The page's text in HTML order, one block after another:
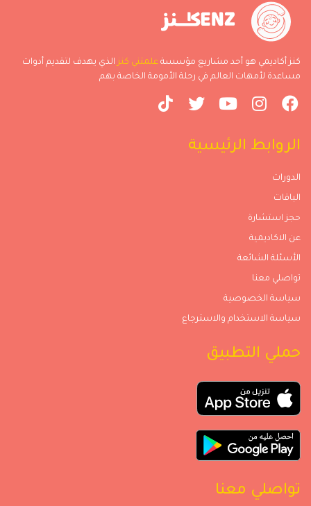
كنز أكاديمي هو أحد مشاريع مؤسسة علمتني كنز الذي يهدف لتقديم أدوات
مساعدة لأمهات العالم في رحلة الأمومة الخاصة بهم
الروابط الرئيسية
الدورات
الباقات
حجز استشارة
عن الاكاديمية
الأسئلة الشائعة
تواصلي معنا
سياسة الخصوصية
سياسة الاستخدام والاسترجاع
حملي التطبيق
تواصلي معنا